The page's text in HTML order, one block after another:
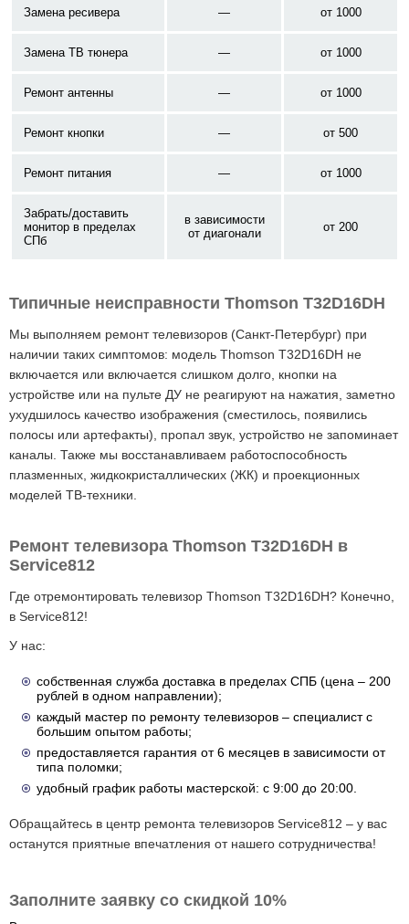
Замена ресивера — от 1000
Замена ТВ тюнера — от 1000
Ремонт антенны — от 1000
Ремонт кнопки — от 500
Ремонт питания — от 1000
Забрать/доставить
монитор в пределах
СПб
в зависимости
от диагонали
от 200
Типичные неисправности Thomson T32D16DH
Мы выполняем ремонт телевизоров (Санкт-Петербург) при
наличии таких симптомов: модель Thomson T32D16DH не
включается или включается слишком долго, кнопки на
устройстве или на пульте ДУ не реагируют на нажатия, заметно
ухудшилось качество изображения (сместилось, появились
полосы или артефакты), пропал звук, устройство не запоминает
каналы. Также мы восстанавливаем работоспособность
плазменных, жидкокристаллических (ЖК) и проекционных
моделей ТВ-техники.
Ремонт телевизора Thomson T32D16DH в
Service812
Где отремонтировать телевизор Thomson T32D16DH? Конечно,
в Service812!
У нас:
собственная служба доставка в пределах СПБ (цена – 200
рублей в одном направлении);
каждый мастер по ремонту телевизоров – специалист с
большим опытом работы;
предоставляется гарантия от 6 месяцев в зависимости от
типа поломки;
удобный график работы мастерской: с 9:00 до 20:00.
Обращайтесь в центр ремонта телевизоров Service812 – у вас
останутся приятные впечатления от нашего сотрудничества!
Заполните заявку со скидкой 10%